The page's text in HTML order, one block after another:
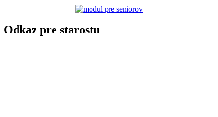
Odkaz pre starostu